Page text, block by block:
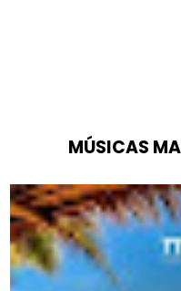
MÚSICAS